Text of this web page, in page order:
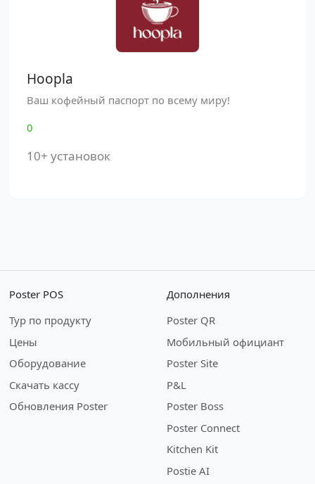
Hoopla
Ваш кофейный паспорт по всему миру!
0
10+ установок
Poster POS
Тур по продукту
Цены
Оборудование
Скачать кассу
Обновления Poster
Дополнения
Poster QR
Мобильный официант
Poster Site
P&L
Poster Boss
Poster Connect
Kitchen Kit
Postie AI